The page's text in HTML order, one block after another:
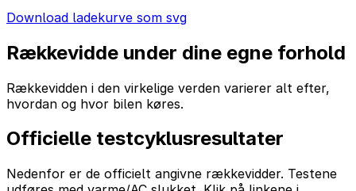
Download ladekurve som svg
Rækkevidde under dine egne forhold
Rækkevidden i den virkelige verden varierer alt efter,
hvordan og hvor bilen køres.
Officielle testcyklusresultater
Nedenfor er de officielt angivne rækkevidder. Testene